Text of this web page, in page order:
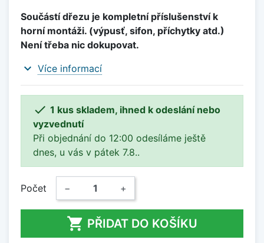
Součástí dřezu je kompletní příslušenství k
horní montáži. (výpusť, sifon, příchytky atd.)
Není třeba nic dokupovat.
expand_more Více informací
 1 kus skladem, ihned k odeslání nebo
vyzvednutí
Při objednání do 12:00 odesíláme ještě
dnes, u vás v pátek 7.8..
Počet − +
 PŘIDAT DO KOŠÍKU